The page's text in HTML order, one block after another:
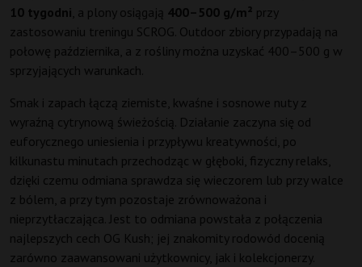
10 tygodni , a plony osiągają 400–500 g/m² przy
zastosowaniu treningu SCROG. Outdoor zbiory przypadają na
połowę października, a z rośliny można uzyskać 400–500 g w
sprzyjających warunkach.
Smak i zapach łączą ziemiste, kwaśne i sosnowe nuty z
wyraźną cytrynową świeżością. Działanie zaczyna się od
euforycznego uniesienia i przypływu kreatywności, po
kilkunastu minutach przechodząc w głęboki, fizyczny relaks,
dzięki czemu odmiana sprawdza się wieczorem lub przy walce
z bólem, a przy tym pozostaje zrównoważona i
nieprzytłaczająca. Jest to odmiana powstała z połączenia
najlepszych cech OG Kush; jej znakomity rodowód docenią
zarówno zaawansowani użytkownicy, jak i kolekcjonerzy.